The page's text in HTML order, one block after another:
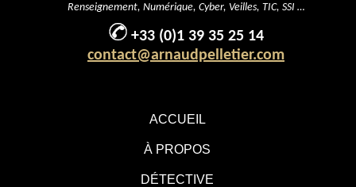
ACCUEIL
À PROPOS
DÉTECTIVE
Renseignement, Numérique, Cyber, Veilles, TIC, SSI …
+33 (0)1 39 35 25 14
contact@arnaudpelletier.com